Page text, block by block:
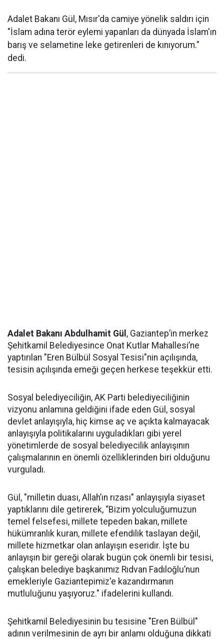
Adalet Bakanı Gül, Mısır'da camiye yönelik saldırı için
"İslam adına terör eylemi yapanları da dünyada İslam'ın
barış ve selametine leke getirenleri de kınıyorum."
dedi.
Adalet Bakanı Abdulhamit Gül , Gaziantep’in merkez
Şehitkamil Belediyesince Onat Kutlar Mahallesi’ne
yaptırılan "Eren Bülbül Sosyal Tesisi"nin açılışında,
tesisin açılışında emeği geçen herkese teşekkür etti.
Sosyal belediyeciliğin, AK Parti belediyeciliğinin
vizyonu anlamına geldiğini ifade eden Gül, sosyal
devlet anlayışıyla, hiç kimse aç ve açıkta kalmayacak
anlayışıyla politikalarını uyguladıkları gibi yerel
yönetimlerde de sosyal belediyecilik anlayışının
çalışmalarının en önemli özelliklerinden biri olduğunu
vurguladı.
Gül, "milletin duası, Allah’ın rızası" anlayışıyla siyaset
yaptıklarını dile getirerek, “Bizim yolculuğumuzun
temel felsefesi, millete tepeden bakan, millete
hükümranlık kuran, millete efendilik taslayan değil,
millete hizmetkar olan anlayışın eseridir. İşte bu
anlayışın bir gereği olarak bugün çok önemli bir tesisi,
çalışkan belediye başkanımız Rıdvan Fadıloğlu’nun
emekleriyle Gaziantepimiz'e kazandırmanın
mutluluğunu yaşıyoruz." ifadelerini kullandı.
Şehitkamil Belediyesinin bu tesisine "Eren Bülbül"
adının verilmesinin de ayrı bir anlamı olduğuna dikkati